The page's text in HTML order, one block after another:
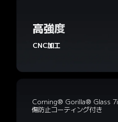
高強度
CNC加工
Corning® Gorilla® Glass 7i
傷防止コーティング付き